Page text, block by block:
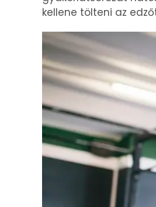
kellene tölteni az